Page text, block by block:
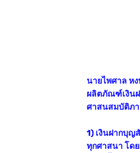
นายไพศาล หง
ผลิตภัณฑ์เงินฝ
ศาสนสมบัติภา
1) เงินฝากบุญ
ทุกศาสนา โด